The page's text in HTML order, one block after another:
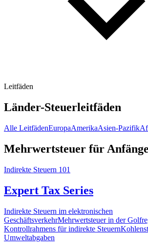
Leitfäden
Länder-Steuerleitfäden
Alle LeitfädenEuropaAmerikaAsien-Pazifik
Mehrwertsteuer für
Indirekte Steuern 101
Expert Tax Series
Indirekte Steuern im elektronischen
GeschäftsverkehrMehrwertsteuer in der
Kontrollrahmens für indirekte Steuern
Umweltabgaben